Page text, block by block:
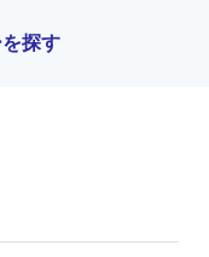
探す